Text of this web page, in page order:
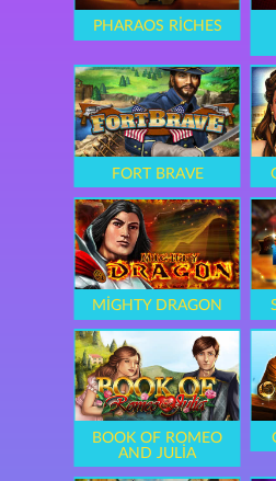
PHARAOS RICHES
FORT BRAVE
MIGHTY DRAGON
BOOK OF ROMEO
AND JULIA